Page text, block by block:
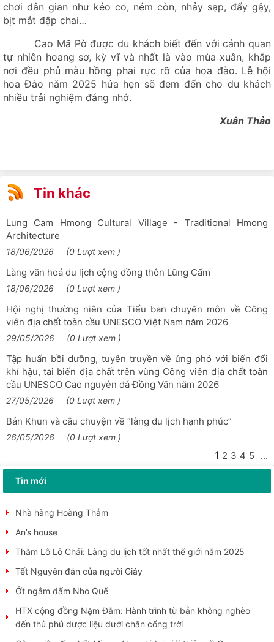
chơi dân gian như kéo co, ném còn, nhảy sạp, đẩy gậy,
bịt mắt đập chai…
Cao Mã Pờ được du khách biết đến với cảnh quan
tự nhiên hoang sơ, kỳ vĩ và nhất là vào mùa xuân, khắp
nơi đều phủ màu hồng phai rực rỡ của hoa đào. Lễ hội
hoa Đào năm 2025 hứa hẹn sẽ đem đến cho du khách
nhiều trải nghiệm đáng nhớ.
Xuân Thảo
Tin khác
Lung Cam Hmong Cultural Village - Traditional Hmong
Architecture
18/06/2026 (0 Lượt xem )
Làng văn hoá du lịch cộng đồng thôn Lũng Cẩm
18/06/2026 (0 Lượt xem )
Hội nghị thường niên của Tiểu ban chuyên môn về Công
viên địa chất toàn cầu UNESCO Việt Nam năm 2026
29/05/2026 (0 Lượt xem )
Tập huấn bồi dưỡng, tuyên truyền về ứng phó với biến đổi
khí hậu, tai biến địa chất trên vùng Công viên địa chất toàn
cầu UNESCO Cao nguyên đá Đồng Văn năm 2026
27/05/2026 (0 Lượt xem )
Bản Khun và câu chuyện về “làng du lịch hạnh phúc”
26/05/2026 (0 Lượt xem )
1 2 3 4 5 ...
Tin mới
Mán Zì Homestay Mèo Vạc
nguyên đá
Mộc miên nhuộm đỏ Cao nguyên đá
Xã Mèo Vạc: Lễ phát động Tết trồng cây Xuân Bính Ngọ năm
2026
Lễ hội Gầu Tào dân tộc Mông năm 2026 tại xã Đường
Khoá học chuyên sâu quốc tế về Công viên địa chất toàn
cầu UNESCO Đảo Lesvos, Hy Lạp
Tuyên Quang đón hơn 252 nghìn lượt khách du lịch dịp Tết
Nguyên đán Bính Ngọ
Thông tin chính thức về vụ việc dù lượn gắn động cơ va
chạm với xe ô tô tại xã Quản Bạ
Xã Khâu Vai sẽ tổ chức Lễ hội hoa Mộc miên và hoa Ban lần
thứ I
Nhà hàng Cơm Việt
Lũng Cú sẵn sàng cho Ngày hội Văn hoá truyền thống các
dân tộc và Lễ hội Đền Lũng Cú năm 2026
Trưng bày sản phẩm STEM về văn hoá truyền thồng trong
trường học
Tổng kết hoạt động Tiểu ban chuyên môn về Công viên địa
Lễ ra đồng Pặt oong” của người Pu Péo
Nhà hàng Hoàng Thắm
An’s house
Thăm Lô Lô Chải: Làng du lịch tốt nhất thế giới năm 2025
Tết Nguyên đán của người Giáy
Ớt ngâm dấm Nho Quế
HTX cộng đồng Nặm Đăm: Hành trình từ bản không nghèo
đến thủ phủ dược liệu dưới chân cổng trời